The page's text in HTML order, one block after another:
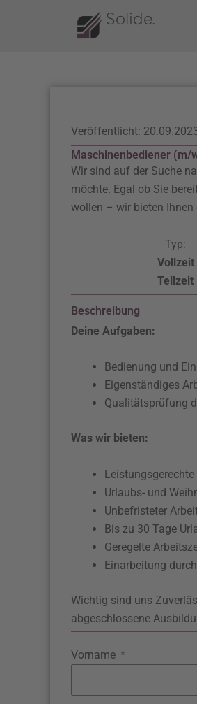
Solide.
Veröffentlicht:
Maschinenbediener (m/
Wir sind auf der Suche
möchte. Egal ob Sie
wollen – wir bieten
Typ:
Vollzeit
Teilzeit
Beschreibung
Deine Aufgaben:
Bedienung und
Eigenständiges
Qualitätsprüfung
Was wir bieten:
Urlaubs- und
Unbefristeter
Bis zu 30 Tage
Geregelte
Einarbeitung
Wichtig sind uns
abgeschlossene
Vorname